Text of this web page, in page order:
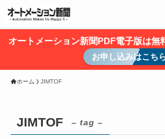
オートメーション新聞PDF電子版は無
お申し込みはこち
ホーム JIMTOF
JIMTOF – tag –